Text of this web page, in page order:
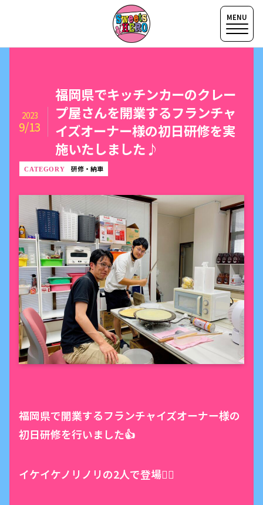
福岡県でキッチンカーのクレー
プ屋さんを開業するフランチャ
イズオーナー様の初日研修を実
施いたしました♪
2023
9/13
研修・納車
福岡県で開業するフランチャイズオーナー様の
初日研修を行いました👍
イケイケノリノリの2人で登場👯‍♂️